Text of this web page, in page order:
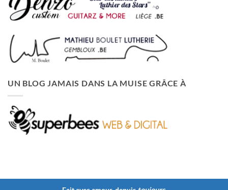
UN BLOG JAMAIS DANS LA MUISE GRÂCE À